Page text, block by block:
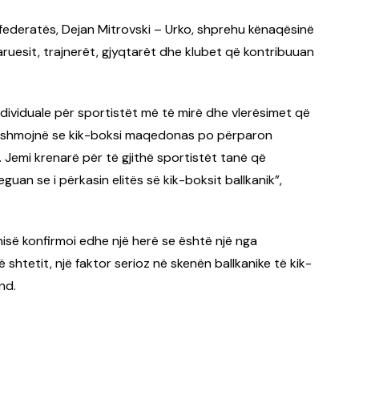
Dejan Mitrovski – Urko, shprehu kënaqësinë
trajnerët, gjyqtarët dhe klubet që kontribuuan
për sportistët më të mirë dhe vlerësimet që
se kik-boksi maqedonas po përparon
krenarë për të gjithë sportistët tanë që
se i përkasin elitës së kik-boksit ballkanik”,
konfirmoi edhe një herë se është një nga
një faktor serioz në skenën ballkanike të kik-